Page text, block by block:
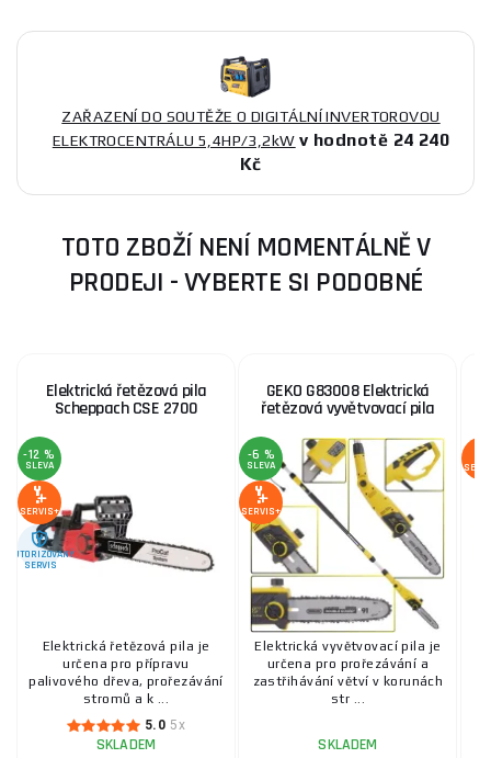
ZAŘAZENÍ DO SOUTĚŽE O DIGITÁLNÍ INVERTOROVOU
ELEKTROCENTRÁLU 5,4HP/3,2kW v hodnotě 24 240
Kč
TOTO ZBOŽÍ NENÍ MOMENTÁLNĚ V
PRODEJI - VYBERTE SI PODOBNÉ
Elektrická řetězová pila
Scheppach CSE 2700
-12 %
SLEVA
SERVIS+
AUTORIZOVANÝ
SERVIS
Elektrická řetězová pila je
určena pro přípravu
palivového dřeva, prořezávání
stromů a k ...
5.0 5x
SKLADEM
GEKO G83008 Elektrická
řetězová vyvětvovací pila
-6 %
SLEVA
SERVIS+
Elektrická vyvětvovací pila je
určena pro prořezávání a
zastřihávání větví v korunách
str ...
SKLADEM